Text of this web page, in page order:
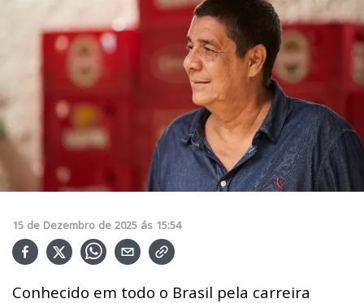
15 de Dezembro de 2025 ás 15:54
Conhecido em todo o Brasil pela carreira